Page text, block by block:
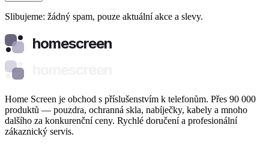
Slibujeme: žádný spam, pouze aktuální akce a slevy.
homescreen
Home Screen je obchod s příslušenstvím k telefonům. Přes 90 000
produktů — pouzdra, ochranná skla, nabíječky, kabely a mnoho
dalšího za konkurenční ceny. Rychlé doručení a profesionální
zákaznický servis.